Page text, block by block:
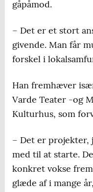
gåpåmod.
– Det er et stort
givende. Man får
forskel i
Han fremhæver
Varde Teater -og
Kulturhus, som
– Det er projekter,
med til at starte.
konkret vokse
glæde af i mange